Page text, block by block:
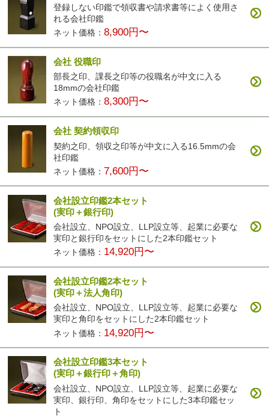
登録しない印鑑で領収書や請求書等によく使用さ
れる会社印鑑
ネット価格：8,900円〜
会社 役職印
部長之印、課長之印等の役職名が中文に入る
18mmの会社印鑑
ネット価格：8,300円〜
会社 契約領収印
契約之印、領収之印等が中文に入る16.5mmの会
社印鑑
ネット価格： 7,600円〜
会社設立印鑑2本セット
(実印＋銀行印)
会社設立、NPO設立、LLP設立等、起業に必要な
実印と銀行印をセットにした2本印鑑セット
ネット価格： 14,920円〜
会社設立印鑑2本セット
(実印＋法人角印)
会社設立、NPO設立、LLP設立等、起業に必要な
実印と角印をセットにした2本印鑑セット
ネット価格： 14,920円〜
会社設立印鑑3本セット
(実印＋銀行印＋角印)
会社設立、NPO設立、LLP設立等、起業に必要な
実印、銀行印、角印をセットにした3本印鑑セッ
ト